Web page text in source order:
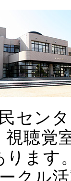
セン
視聴覚
ります